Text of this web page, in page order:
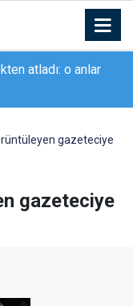
yerinde
gazeteciye
gazeteciye